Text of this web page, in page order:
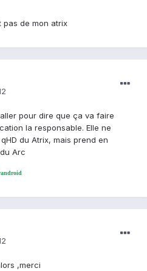
pas de mon atrix
pour dire que ça va faire
la responsable. Elle ne
du Atrix, mais prend en
Arc
,merci